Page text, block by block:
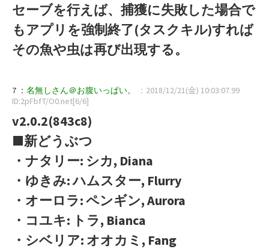
セーブを行えば、捕獲に失敗した場合で
もアプリを強制終了(タスクキル)すれば
その魚や虫は再び出現する。
7 ： 名無しさん＠お腹いっぱい。
：2018/12/21(金) 10:03:07.99
ID:2pFbfT/O0.net[6/6]
v2.0.2(843c8)
■新どうぶつ
・ナタリー: シカ, Diana
・ゆきみ: ハムスター, Flurry
・オーロラ: ペンギン, Aurora
・コユキ: トラ, Bianca
・シベリア: オオカミ, Fang